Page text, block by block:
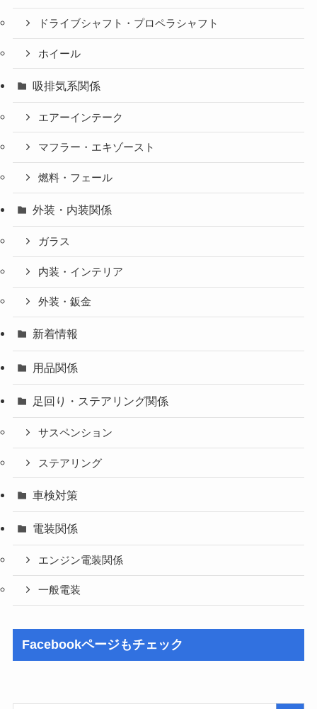
ドライブシャフト・プロペラシャフト
ホイール
吸排気系関係
エアーインテーク
マフラー・エキゾースト
燃料・フェール
外装・内装関係
ガラス
内装・インテリア
外装・鈑金
新着情報
用品関係
足回り・ステアリング関係
サスペンション
ステアリング
車検対策
電装関係
エンジン電装関係
一般電装
Facebookページもチェック